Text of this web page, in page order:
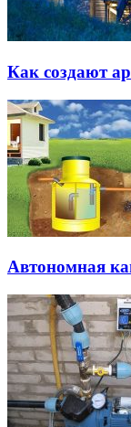
Как создают
Автономная